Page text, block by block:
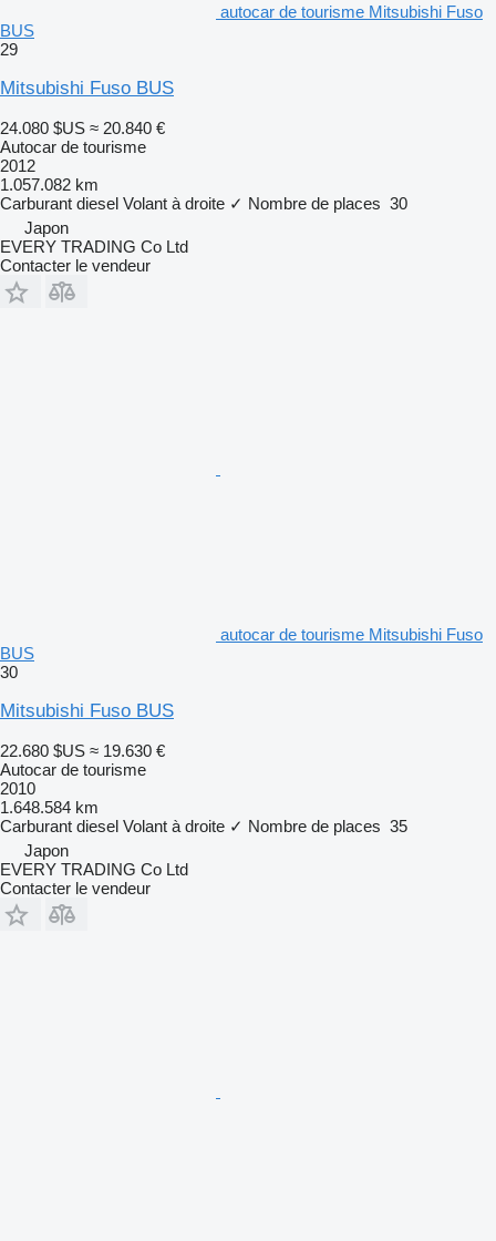
autocar de tourisme Mitsubishi Fuso
BUS
29
Mitsubishi Fuso BUS
24.080 $US ≈ 20.840 €
Autocar de tourisme
2012
1.057.082 km
Carburant diesel Volant à droite ✓ Nombre de places 30
Japon
EVERY TRADING Co Ltd
Contacter le vendeur
autocar de tourisme Mitsubishi Fuso
BUS
30
Mitsubishi Fuso BUS
22.680 $US ≈ 19.630 €
Autocar de tourisme
2010
1.648.584 km
Carburant diesel Volant à droite ✓ Nombre de places 35
Japon
EVERY TRADING Co Ltd
Contacter le vendeur